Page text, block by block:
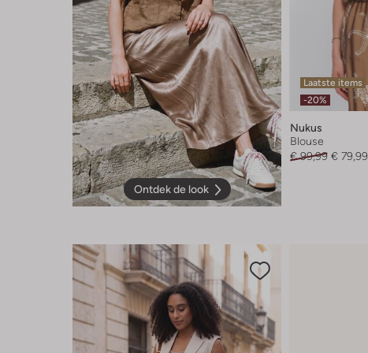
Ontdek de look
Laatste items
-20%
Nukus
Blouse
€ 99,99 € 79,99